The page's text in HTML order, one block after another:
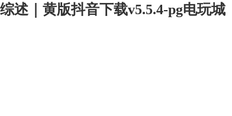
综述｜黄版抖音下载v5.5.4-pg电玩城